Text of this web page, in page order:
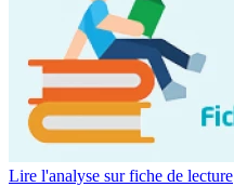
Lire l'analyse sur fiche de lecture